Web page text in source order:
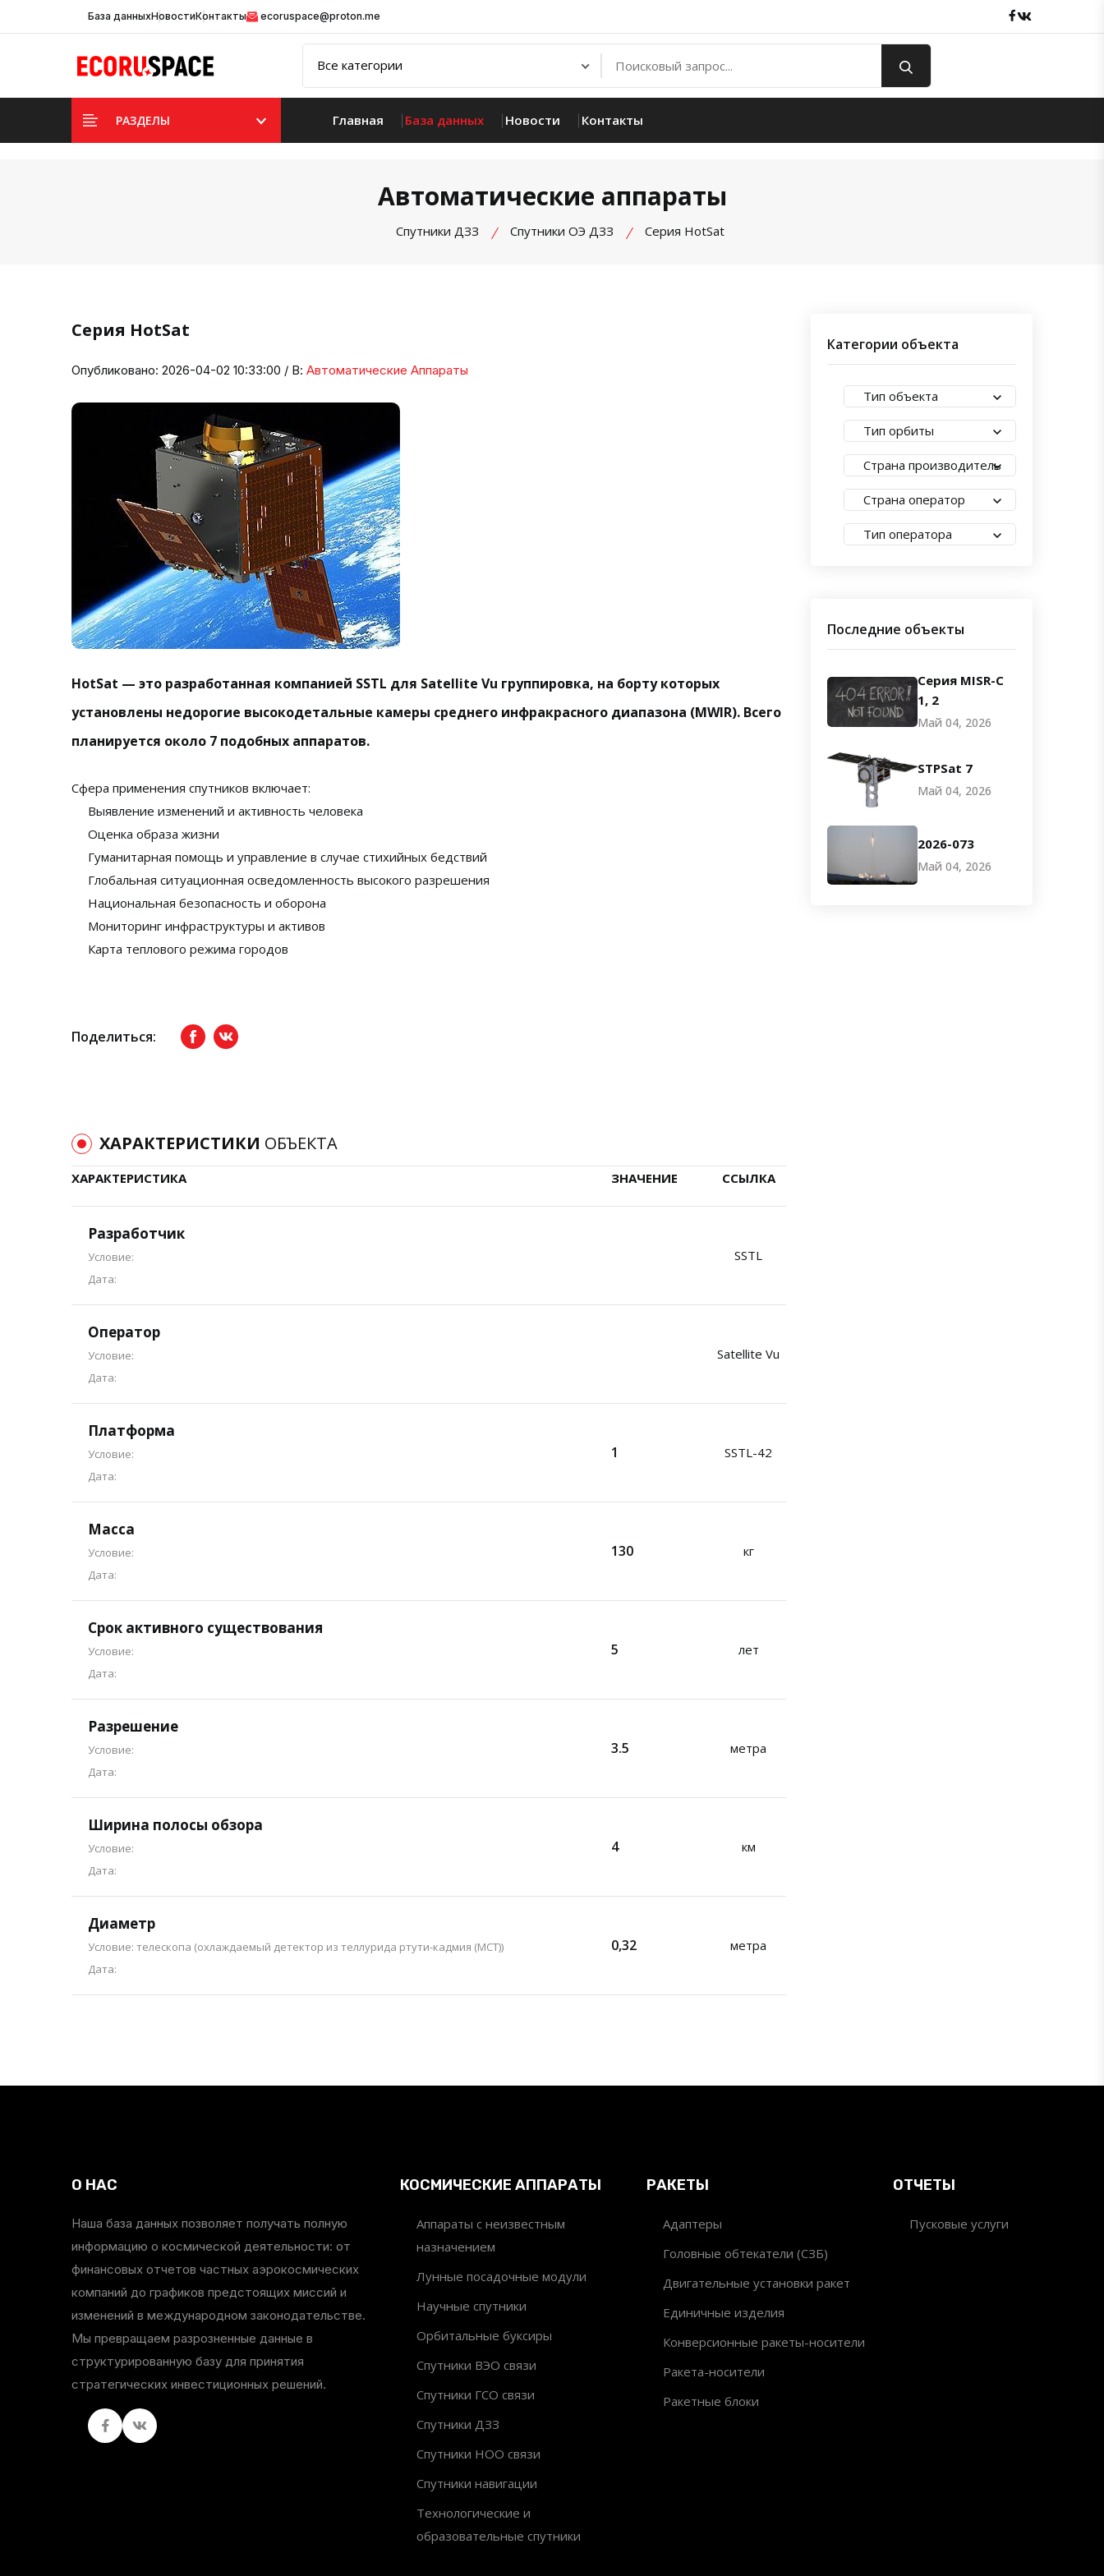
База данныхНовостиКонтакты ecoruspace@proton.me Facebook
РАЗДЕЛЫ Главная База данных Новости Контакты
Автоматические аппараты
Спутники ДЗЗ Спутники ОЭ ДЗЗ Cерия HotSat
Cерия HotSat
Опубликовано: 2026-04-02 10:33:00 / В: Автоматические Аппараты
HotSat — это разработанная компанией SSTL для Satellite Vu группировка, на борту которых
установлены недорогие высокодетальные камеры среднего инфракрасного диапазона (MWIR). Всего
планируется около 7 подобных аппаратов.
Сфера применения спутников включает:
Выявление изменений и активность человека
Оценка образа жизни
Гуманитарная помощь и управление в случае стихийных бедствий
Глобальная ситуационная осведомленность высокого разрешения
Национальная безопасность и оборона
Мониторинг инфраструктуры и активов
Карта теплового режима городов
Поделиться: FacebookвКонтакте
ХАРАКТЕРИСТИКИ ОБЪЕКТА
ХАРАКТЕРИСТИКА ЗНАЧЕНИЕ ССЫЛКА
Разработчик
Условие:
Дата:
SSTL
Оператор
Условие:
Дата:
Satellite Vu
Платформа
Условие:
Дата:
1 SSTL-42
Масса
Условие:
Дата:
130 кг
Срок активного существования
Условие:
Дата:
5 лет
Разрешение
Условие:
Дата:
3.5 метра
Ширина полосы обзора
Условие:
Дата:
4 км
Диаметр
Условие: телескопа (охлаждаемый детектор из теллурида ртути-кадмия (MCT))
Дата:
0,32 метра
Категории объекта
Тип объекта
Тип орбиты
Страна производитель
Страна оператор
Тип оператора
Последние объекты
Серия MISR-C
1, 2
Май 04, 2026
STPSat 7
Май 04, 2026
2026-073
Май 04, 2026
О НАС
Наша база данных позволяет получать полную
информацию о космической деятельности: от
финансовых отчетов частных аэрокосмических
компаний до графиков предстоящих миссий и
изменений в международном законодательстве.
Мы превращаем разрозненные данные в
структурированную базу для принятия
стратегических инвестиционных решений.
FacebookвКонтакте
КОСМИЧЕСКИЕ АППАРАТЫ
Аппараты с неизвестным
назначением
Лунные посадочные модули
Научные спутники
Орбитальные буксиры
Спутники ВЭО связи
Спутники ГСО связи
Спутники ДЗЗ
Спутники НОО связи
Спутники навигации
Технологические и
образовательные спутники
РАКЕТЫ
Адаптеры
Головные обтекатели (СЗБ)
Двигательные установки ракет
Единичные изделия
Конверсионные ракеты-носители
Ракета-носители
Ракетные блоки
ОТЧЕТЫ
Пусковые услуги